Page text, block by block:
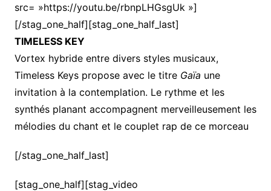
src= »https://youtu.be/rbnpLHGsgUk »]
[/stag_one_half][stag_one_half_last]
TIMELESS KEY
Vortex hybride entre divers styles musicaux,
Timeless Keys propose avec le titre Gaïa une
invitation à la contemplation. Le rythme et les
synthés planant accompagnent merveilleusement les
mélodies du chant et le couplet rap de ce morceau
[/stag_one_half_last]
[stag_one_half][stag_video